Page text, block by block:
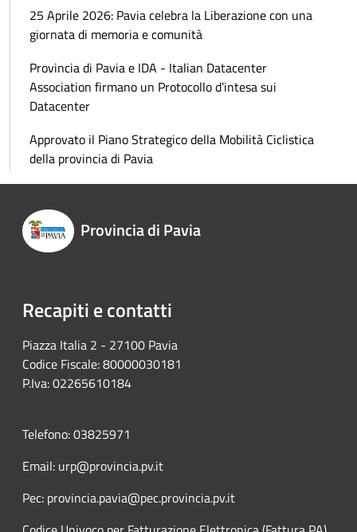
25 Aprile 2026: Pavia celebra la Liberazione con una
giornata di memoria e comunità
Provincia di Pavia e IDA - Italian Datacenter
Association firmano un Protocollo d’intesa sui
Datacenter
Approvato il Piano Strategico della Mobilità Ciclistica
della provincia di Pavia
Provincia di Pavia
Recapiti e contatti
Piazza Italia 2 - 27100 Pavia
Codice Fiscale: 80000030181
P.Iva: 02265610184
Telefono: 03825971
Email: urp@provincia.pv.it
Pec: provincia.pavia@pec.provincia.pv.it